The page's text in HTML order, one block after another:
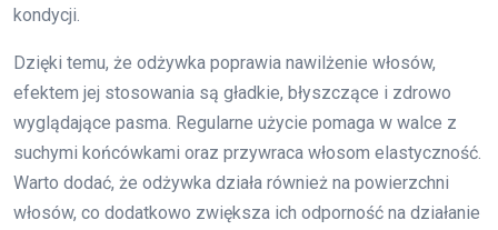
kondycji.
Dzięki temu, że odżywka poprawia nawilżenie włosów,
efektem jej stosowania są gładkie, błyszczące i zdrowo
wyglądające pasma. Regularne użycie pomaga w walce z
suchymi końcówkami oraz przywraca włosom elastyczność.
Warto dodać, że odżywka działa również na powierzchni
włosów, co dodatkowo zwiększa ich odporność na działanie